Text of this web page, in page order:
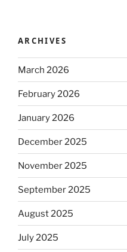
ARCHIVES
March 2026
February 2026
January 2026
December 2025
November 2025
September 2025
August 2025
July 2025